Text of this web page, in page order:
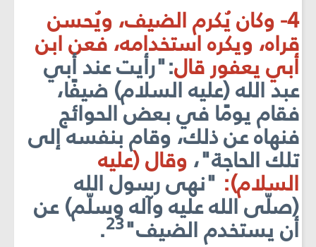
4- وكان يُكرم الضيف، ويُحسن
قراه، ويكره استخدامه، فعن ابن
أبي يعفور قال:"رأيت عند أبي
عبد الله (عليه السلام) ضيفًا،
فقام يومًا في بعض الحوائج
فنهاه عن ذلك، وقام بنفسه إلى
تلك الحاجة"، وقال (عليه
السلام): "نهى رسول الله
(صلّى الله عليه وآله وسلّم) عن
أن يستخدم الضيف"23
.